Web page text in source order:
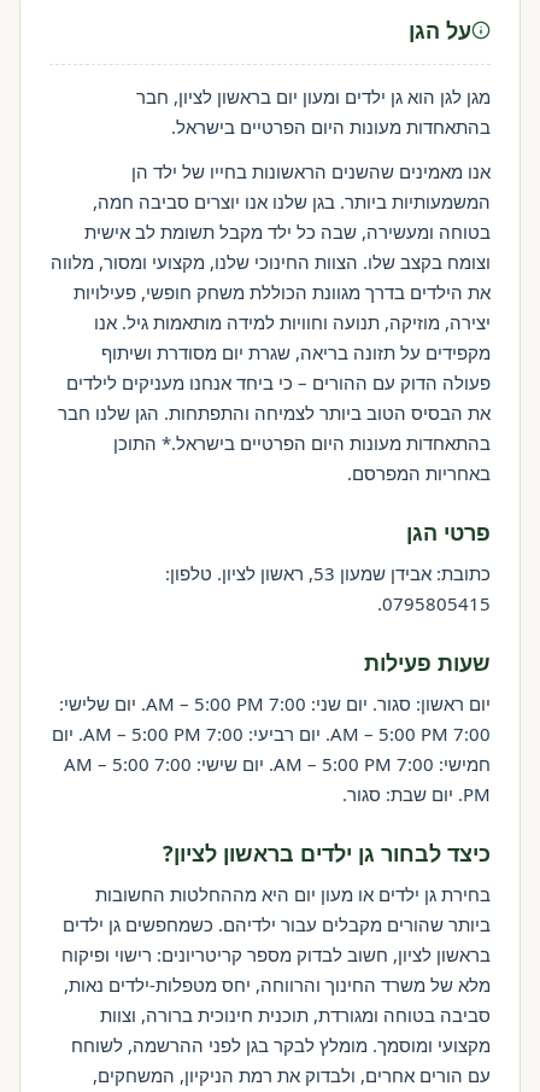
על הגן
מגן לגן הוא גן ילדים ומעון יום בראשון לציון, חבר
בהתאחדות מעונות היום הפרטיים בישראל.
אנו מאמינים שהשנים הראשונות בחייו של ילד הן
המשמעותיות ביותר. בגן שלנו אנו יוצרים סביבה חמה,
בטוחה ומעשירה, שבה כל ילד מקבל תשומת לב אישית
וצומח בקצב שלו. הצוות החינוכי שלנו, מקצועי ומסור, מלווה
את הילדים בדרך מגוונת הכוללת משחק חופשי, פעילויות
יצירה, מוזיקה, תנועה וחוויות למידה מותאמות גיל. אנו
מקפידים על תזונה בריאה, שגרת יום מסודרת ושיתוף
פעולה הדוק עם ההורים – כי ביחד אנחנו מעניקים לילדים
את הבסיס הטוב ביותר לצמיחה והתפתחות. הגן שלנו חבר
בהתאחדות מעונות היום הפרטיים בישראל.* התוכן
באחריות המפרסם.
פרטי הגן
כתובת: אבידן שמעון 53, ראשון לציון. טלפון:
0795805415.
שעות פעילות
יום ראשון: סגור. יום שני: 7:00 AM – 5:00 PM. יום שלישי:
7:00 AM – 5:00 PM. יום רביעי: 7:00 AM – 5:00 PM. יום
חמישי: 7:00 AM – 5:00 PM. יום שישי: 7:00 AM – 5:00
PM. יום שבת: סגור.
כיצד לבחור גן ילדים בראשון לציון?
בחירת גן ילדים או מעון יום היא מההחלטות החשובות
ביותר שהורים מקבלים עבור ילדיהם. כשמחפשים גן ילדים
בראשון לציון, חשוב לבדוק מספר קריטריונים: רישוי ופיקוח
מלא של משרד החינוך והרווחה, יחס מטפלות-ילדים נאות,
סביבה בטוחה ומגורדת, תוכנית חינוכית ברורה, וצוות
מקצועי ומוסמך. מומלץ לבקר בגן לפני ההרשמה, לשוחח
עם הורים אחרים, ולבדוק את רמת הניקיון, המשחקים,